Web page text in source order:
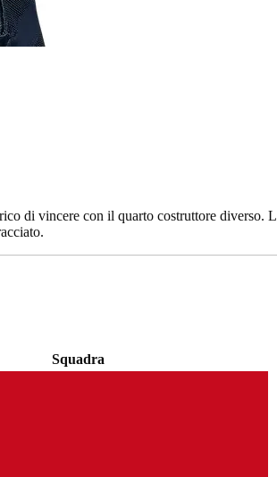
di vincere con il quarto costruttore diverso.
Squadra